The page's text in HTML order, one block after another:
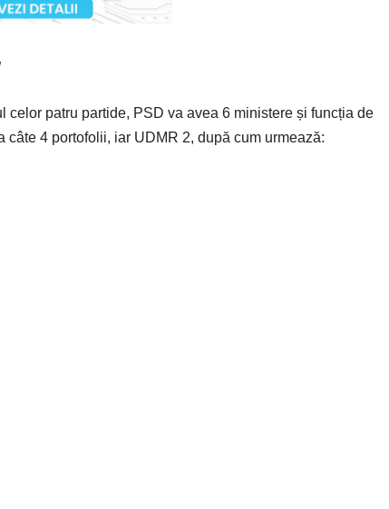
patru partide, PSD va avea 6 ministere și funcția de
4 portofolii, iar UDMR 2, după cum urmează: